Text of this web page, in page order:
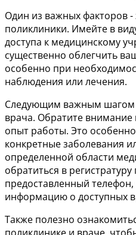
Один из важных факторов -
поликлиники. Имейте в
доступа к медицинскому
существенно облегчить
особенно при
наблюдения или лечения.
Следующим важным шагом
врача. Обратите
опыт работы. Это
конкретные заболевания
определенной области
обратиться в
предоставленный
информацию о доступных
Также полезно